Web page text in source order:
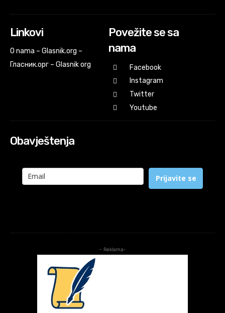
Linkovi
O nama – Glasnik.org –
Гласник.орг – Glasnik org
Povežite se sa
nama
Facebook
Instagram
Twitter
Youtube
Obavještenja
Prijavite se
- Reklama-